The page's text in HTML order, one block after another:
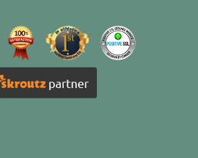
ποσότητα στα χείλη όσες
πιο έντονη περιποίηση